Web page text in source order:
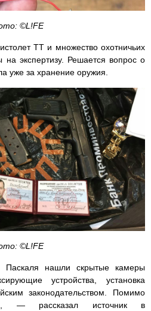
©L!FE
ТТ и множество охотничьих
экспертизу. Решается вопрос о
уже за хранение оружия.
©L!FE
нашли скрытые камеры
устройства, установка
законодательством. Помимо
— рассказал источник в